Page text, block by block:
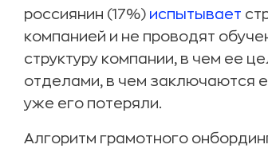
россиянин (17%) испытывает
компанией и не проводят
структуру компании, в чем ее
отделами, в чем заключаются
уже его потеряли.
Алгоритм грамотного